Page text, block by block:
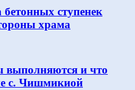
ступенек
храма
выполняются и что
с. Чишмикиой